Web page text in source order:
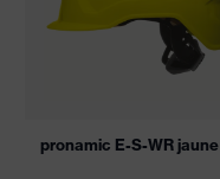
pronamic E-S-WR jaune